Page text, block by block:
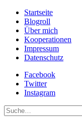
Startseite
Blogroll
Über mich
Kooperationen
Impressum
Datenschutz
Facebook
Twitter
Instagram
Suche